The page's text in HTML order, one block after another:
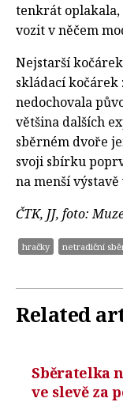
tenkrát oplakala,
vozit v něčem
Nejstarší
skládací kočárek
nedochovala
většina dalších
sběrném dvoře
svoji sbírku
na menší
ČTK, JJ, foto:
hračky netradiční
Related
Sběratelka
ve slevě za